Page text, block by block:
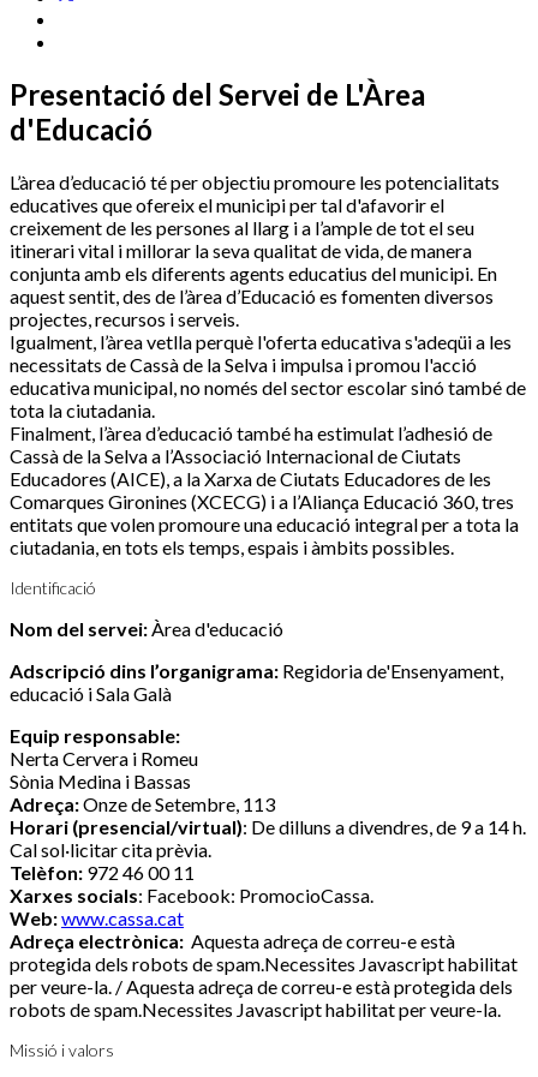
Presentació del Servei de L'Àrea
d'Educació
L’àrea d’educació té per objectiu promoure les potencialitats
educatives que ofereix el municipi per tal d'afavorir el
creixement de les persones al llarg i a l’ample de tot el seu
itinerari vital i millorar la seva qualitat de vida, de manera
conjunta amb els diferents agents educatius del municipi. En
aquest sentit, des de l’àrea d’Educació es fomenten diversos
projectes, recursos i serveis.
Igualment, l’àrea vetlla perquè l'oferta educativa s'adeqüi a les
necessitats de Cassà de la Selva i impulsa i promou l'acció
educativa municipal, no només del sector escolar sinó també de
tota la ciutadania.
Finalment, l’àrea d’educació també ha estimulat l’adhesió de
Cassà de la Selva a l’Associació Internacional de Ciutats
Educadores (AICE), a la Xarxa de Ciutats Educadores de les
Comarques Gironines (XCECG) i a l’Aliança Educació 360, tres
entitats que volen promoure una educació integral per a tota la
ciutadania, en tots els temps, espais i àmbits possibles.
Identificació
Nom del servei:Àrea d'educació
Adscripció dins l’organigrama: Regidoria de'Ensenyament,
educació i Sala Galà
Equip responsable:
Nerta Cervera i Romeu
Sònia Medina i Bassas
Adreça:Onze de Setembre, 113
Horari (presencial/virtual): De dilluns a divendres, de 9 a 14 h.
Cal sol·licitar cita prèvia.
Telèfon: 972 46 00 11
Xarxes socials: Facebook: PromocioCassa.
Web:www.cassa.cat
Adreça electrònica: Aquesta adreça de correu-e està
protegida dels robots de spam.Necessites Javascript habilitat
per veure-la. /Aquesta adreça de correu-e està protegida dels
robots de spam.Necessites Javascript habilitat per veure-la.
Missió i valors